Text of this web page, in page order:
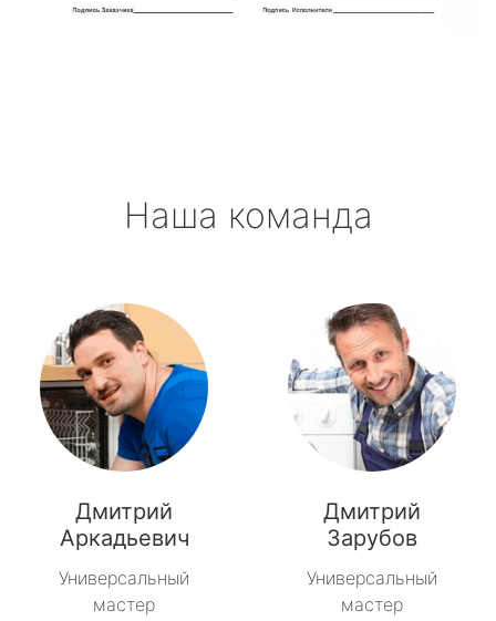
Наша команда
Дмитрий
Аркадьевич
Универсальный
мастер
Дмитрий
Зарубов
Универсальный
мастер